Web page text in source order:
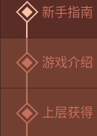
新手指南
游戏介绍
上层获得